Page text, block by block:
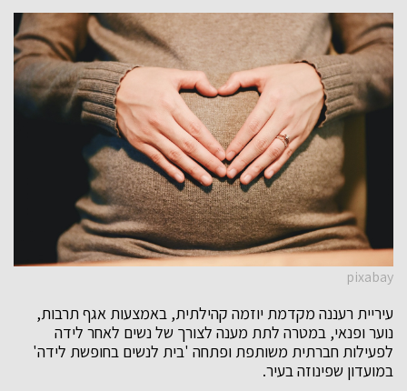
pixabay
עיריית רעננה מקדמת יוזמה קהילתית, באמצעות אגף תרבות,
נוער ופנאי, במטרה לתת מענה לצורך של נשים לאחר לידה
לפעילות חברתית משותפת ופתחה 'בית לנשים בחופשת לידה'
במועדון שפינוזה בעיר.